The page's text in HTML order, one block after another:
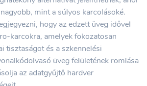
mint a súlyos karcolásoké.
hogy az edzett üveg idővel
karcokra, amelyek fokozatosan
tisztaságot és a szkennelési
üveg felületének romlása
az adatgyűjtő hardver